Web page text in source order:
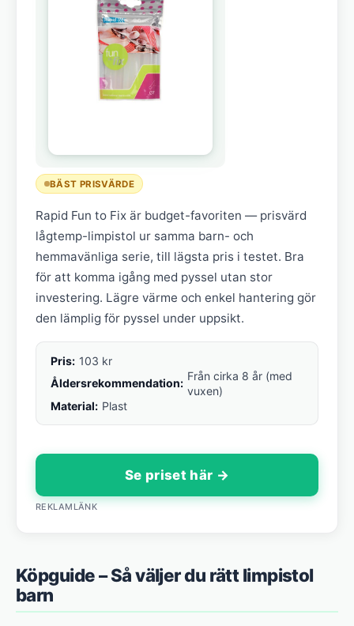
BÄST PRISVÄRDE
Rapid Fun to Fix är budget-favoriten — prisvärd
lågtemp-limpistol ur samma barn- och
hemmavänliga serie, till lägsta pris i testet. Bra
för att komma igång med pyssel utan stor
investering. Lägre värme och enkel hantering gör
den lämplig för pyssel under uppsikt.
Pris: 103 kr
Åldersrekommendation:
Från cirka 8 år (med
vuxen)
Material: Plast
Se priset här →
REKLAMLÄNK
Köpguide – Så väljer du rätt limpistol
barn